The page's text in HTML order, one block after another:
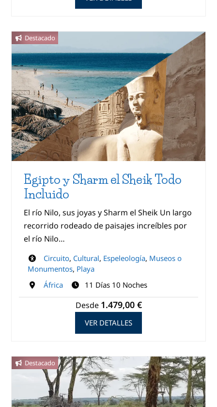
Destacado
Egipto y Sharm el Sheik Todo
Incluido
El río Nilo, sus joyas y Sharm el Sheik Un largo
recorrido rodeado de paisajes increíbles por
el río Nilo…
Circuito, Cultural, Espeleología, Museos o
Monumentos, Playa
África
11 Días 10 Noches
Desde 1.479,00 €
VER DETALLES
Destacado